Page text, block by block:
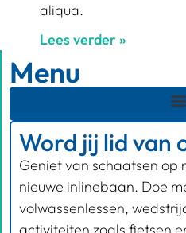
aliqua.
Lees verder »
Menu
Word jij lid van
Geniet van schaatsen op
nieuwe inlinebaan. Doe
volwassenlessen,